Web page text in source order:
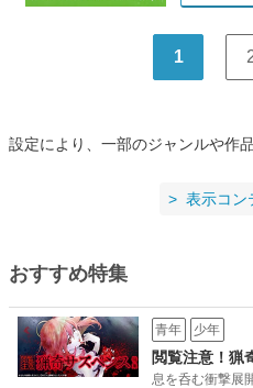
1
設定により、一部のジャンルや作
表示コン
おすすめ特集
青年 少年
閲覧注意！猟
息を呑む衝撃展